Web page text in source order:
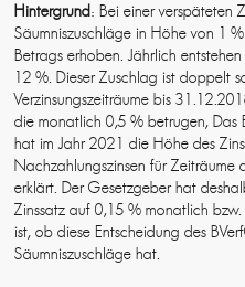
Hintergrund: Bei einer verspäteten
Säumniszuschläge in Höhe von 1
Betrags erhoben. Jährlich
12 %. Dieser Zuschlag ist doppelt
Verzinsungszeiträume bis
die monatlich 0,5 % betrugen, Das
hat im Jahr 2021 die Höhe des
Nachzahlungszinsen für
erklärt. Der Gesetzgeber hat
Zinssatz auf 0,15 % monatlich
ist, ob diese Entscheidung des
Säumniszuschläge hat.